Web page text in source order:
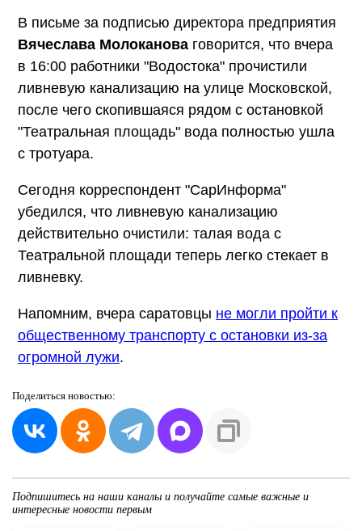
В письме за подписью директора предприятия
Вячеслава Молоканова говорится, что вчера
в 16:00 работники "Водостока" прочистили
ливневую канализацию на улице Московской,
после чего скопившаяся рядом с остановкой
"Театральная площадь" вода полностью ушла
с тротуара.
Сегодня корреспондент "СарИнформа"
убедился, что ливневую канализацию
действительно очистили: талая вода с
Театральной площади теперь легко стекает в
ливневку.
Напомним, вчера саратовцы не могли пройти к
общественному транспорту с остановки из-за
огромной лужи.
Поделиться новостью:
Подпишитесь на наши каналы и получайте самые важные и
интересные новости первым